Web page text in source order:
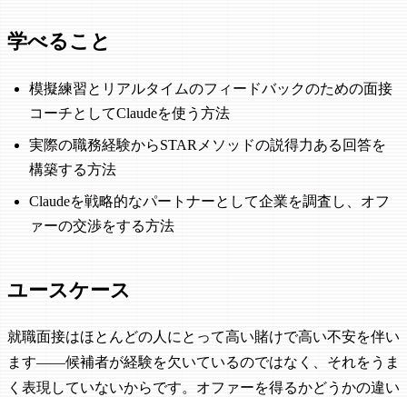
学べること
模擬練習とリアルタイムのフィードバックのための面接
コーチとしてClaudeを使う方法
実際の職務経験からSTARメソッドの説得力ある回答を
構築する方法
Claudeを戦略的なパートナーとして企業を調査し、オフ
ァーの交渉をする方法
ユースケース
就職面接はほとんどの人にとって高い賭けで高い不安を伴い
ます——候補者が経験を欠いているのではなく、それをうま
く表現していないからです。オファーを得るかどうかの違い